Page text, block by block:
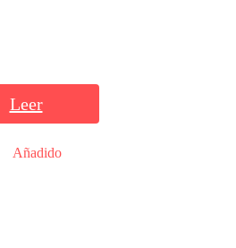
Leer
Añadido